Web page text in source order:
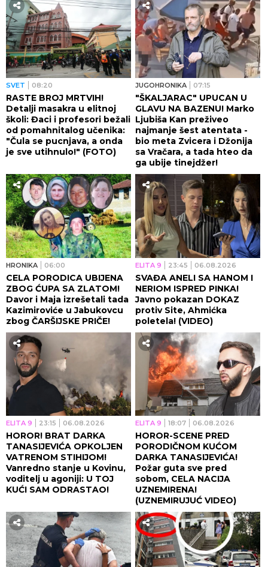
SVET 08:20
RASTE BROJ MRTVIH!
Detalji masakra u elitnoj
školi: Đaci i profesori bežali
od pomahnitalog učenika:
"Čula se pucnjava, a onda
je sve utihnulo!" (FOTO)
JUGOHRONIKA 07:15
"ŠKALJARAC" UPUCAN U
GLAVU NA BAZENU! Marko
Ljubiša Kan preživeo
najmanje šest atentata -
bio meta Zvicera i Džonija
sa Vračara, a tada hteo da
ga ubije tinejdžer!
HRONIKA 06:00
CELA PORODICA UBIJENA
ZBOG ĆUPA SA ZLATOM!
Davor i Maja izrešetali tada
Kazimiroviće u Jabukovcu
zbog ČARŠIJSKE PRIČE!
ELITA 9 23:45 06.08.2026
SVAĐA ANELI SA HANOM I
NERIOM ISPRED PINKA!
Javno pokazan DOKAZ
protiv Site, Ahmićka
poletela! (VIDEO)
ELITA 9 23:15 06.08.2026
HOROR! BRAT DARKA
TANASIJEVIĆA OPKOLJEN
VATRENOM STIHIJOM!
Vanredno stanje u Kovinu,
voditelj u agoniji: U TOJ
KUĆI SAM ODRASTAO!
ELITA 9 18:07 06.08.2026
HOROR-SCENE PRED
PORODIČNOM KUĆOM
DARKA TANASIJEVIĆA!
Požar guta sve pred
sobom, CELA NACIJA
UZNEMIRENA!
(UZNEMIRUJUĆ VIDEO)